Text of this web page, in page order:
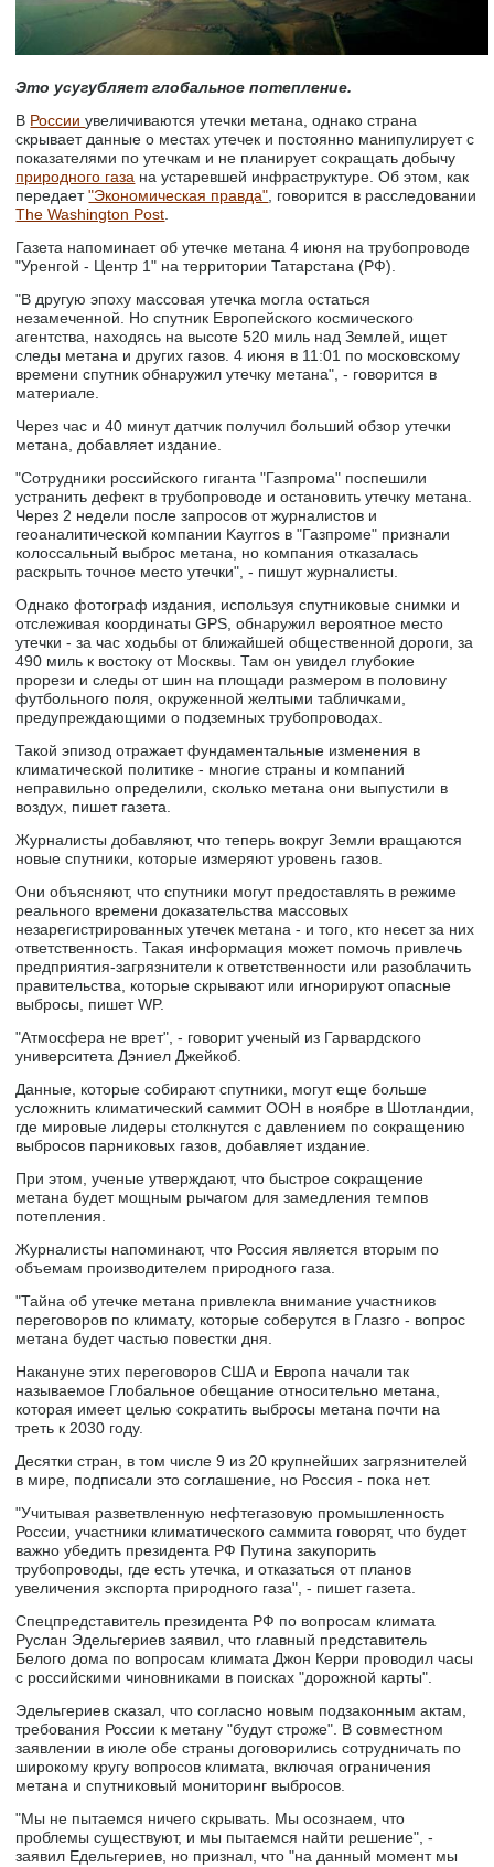
Это усугубляет глобальное потепление.
В Россииувеличиваются утечки метана, однако страна
скрывает данные о местах утечек и постоянно манипулирует с
показателями по утечкам и не планирует сокращать добычу
природного газа на устаревшей инфраструктуре. Об этом, как
передает"Экономическая правда", говорится в расследовании
The Washington Post.
Газета напоминает об утечке метана 4 июня на трубопроводе
"Уренгой - Центр 1" на территории Татарстана (РФ).
"В другую эпоху массовая утечка могла остаться
незамеченной. Но спутник Европейского космического
агентства, находясь на высоте 520 миль над Землей, ищет
следы метана и других газов. 4 июня в 11:01 по московскому
времени спутник обнаружил утечку метана", - говорится в
материале.
Через час и 40 минут датчик получил больший обзор утечки
метана, добавляет издание.
"Сотрудники российского гиганта "Газпрома" поспешили
устранить дефект в трубопроводе и остановить утечку метана.
Через 2 недели после запросов от журналистов и
геоаналитической компании Kayrros в "Газпроме" признали
колоссальный выброс метана, но компания отказалась
раскрыть точное место утечки", - пишут журналисты.
Однако фотограф издания, используя спутниковые снимки и
отслеживая координаты GPS, обнаружил вероятное место
утечки - за час ходьбы от ближайшей общественной дороги, за
490 миль к востоку от Москвы. Там он увидел глубокие
прорези и следы от шин на площади размером в половину
футбольного поля, окруженной желтыми табличками,
предупреждающими о подземных трубопроводах.
Такой эпизод отражает фундаментальные изменения в
климатической политике - многие страны и компаний
неправильно определили, сколько метана они выпустили в
воздух, пишет газета.
Журналисты добавляют, что теперь вокруг Земли вращаются
новые спутники, которые измеряют уровень газов.
Они объясняют, что спутники могут предоставлять в режиме
реального времени доказательства массовых
незарегистрированных утечек метана - и того, кто несет за них
ответственность. Такая информация может помочь привлечь
предприятия-загрязнители к ответственности или разоблачить
правительства, которые скрывают или игнорируют опасные
выбросы, пишет WP.
"Атмосфера не врет", - говорит ученый из Гарвардского
университета Дэниел Джейкоб.
Данные, которые собирают спутники, могут еще больше
усложнить климатический саммит ООН в ноябре в Шотландии,
где мировые лидеры столкнутся с давлением по сокращению
выбросов парниковых газов, добавляет издание.
При этом, ученые утверждают, что быстрое сокращение
метана будет мощным рычагом для замедления темпов
потепления.
Журналисты напоминают, что Россия является вторым по
объемам производителем природного газа.
"Тайна об утечке метана привлекла внимание участников
переговоров по климату, которые соберутся в Глазго - вопрос
метана будет частью повестки дня.
Накануне этих переговоров США и Европа начали так
называемое Глобальное обещание относительно метана,
которая имеет целью сократить выбросы метана почти на
треть к 2030 году.
Десятки стран, в том числе 9 из 20 крупнейших загрязнителей
в мире, подписали это соглашение, но Россия - пока нет.
"Учитывая разветвленную нефтегазовую промышленность
России, участники климатического саммита говорят, что будет
важно убедить президента РФ Путина закупорить
трубопроводы, где есть утечка, и отказаться от планов
увеличения экспорта природного газа", - пишет газета.
Спецпредставитель президента РФ по вопросам климата
Руслан Эдельгериев заявил, что главный представитель
Белого дома по вопросам климата Джон Керри проводил часы
с российскими чиновниками в поисках "дорожной карты".
Эдельгериев сказал, что согласно новым подзаконным актам,
требования России к метану "будут строже". В совместном
заявлении в июле обе страны договорились сотрудничать по
широкому кругу вопросов климата, включая ограничения
метана и спутниковый мониторинг выбросов.
"Мы не пытаемся ничего скрывать. Мы осознаем, что
проблемы существуют, и мы пытаемся найти решение", -
заявил Едельгериев, но признал, что "на данный момент мы